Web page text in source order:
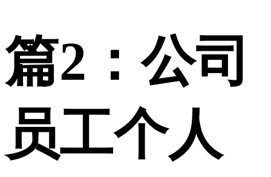
篇2：公司
员工个人